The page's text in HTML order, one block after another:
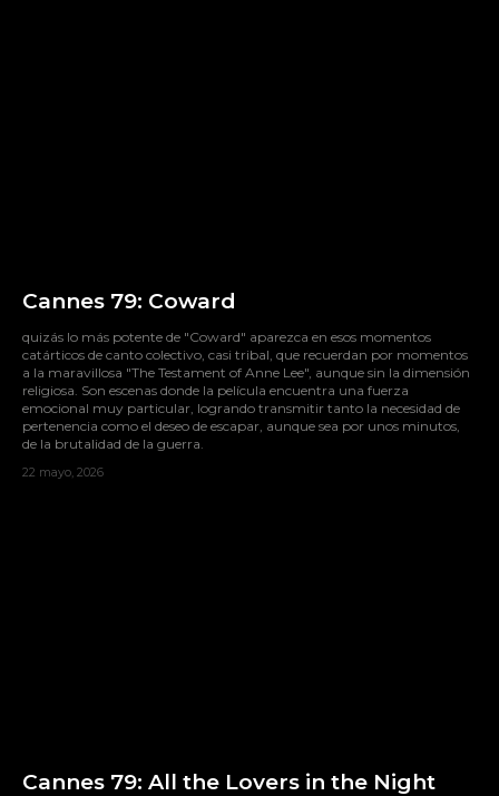
Cannes 79: Coward
quizás lo más potente de "Coward" aparezca en esos momentos
catárticos de canto colectivo, casi tribal, que recuerdan por momentos
a la maravillosa "The Testament of Anne Lee", aunque sin la dimensión
religiosa. Son escenas donde la película encuentra una fuerza
emocional muy particular, logrando transmitir tanto la necesidad de
pertenencia como el deseo de escapar, aunque sea por unos minutos,
de la brutalidad de la guerra.
22 mayo, 2026
Cannes 79: All the Lovers in the Night